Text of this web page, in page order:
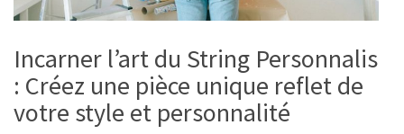
Incarner l’art du String Personnalisé
: Créez une pièce unique reflet de
votre style et personnalité